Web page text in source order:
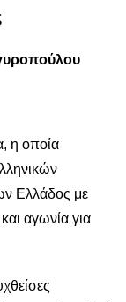
η οποία
Ελλάδος με
αγωνία για